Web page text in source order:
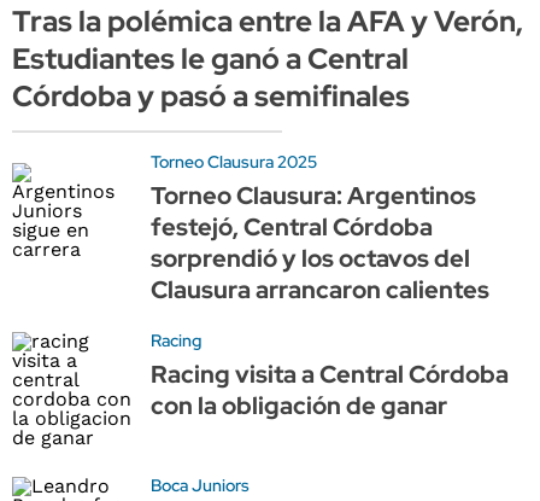
Tras la polémica entre la AFA y Verón,
Estudiantes le ganó a Central
Córdoba y pasó a semifinales
Torneo Clausura 2025
Torneo Clausura: Argentinos
festejó, Central Córdoba
sorprendió y los octavos del
Clausura arrancaron calientes
Racing
Racing visita a Central Córdoba
con la obligación de ganar
Boca Juniors